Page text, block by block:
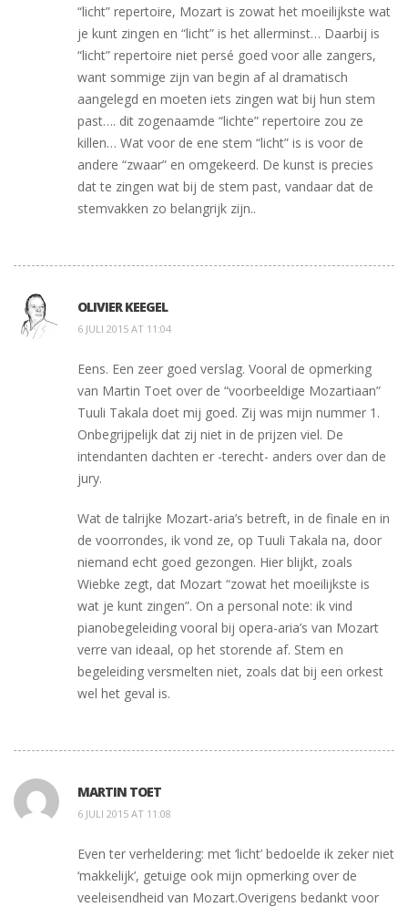
“licht” repertoire, Mozart is zowat het moeilijkste wat
je kunt zingen en “licht” is het allerminst… Daarbij is
“licht” repertoire niet persé goed voor alle zangers,
want sommige zijn van begin af al dramatisch
aangelegd en moeten iets zingen wat bij hun stem
past…. dit zogenaamde “lichte” repertoire zou ze
killen… Wat voor de ene stem “licht” is is voor de
andere “zwaar” en omgekeerd. De kunst is precies
dat te zingen wat bij de stem past, vandaar dat de
stemvakken zo belangrijk zijn..
OLIVIER KEEGEL
6 JULI 2015 AT 11:04
Eens. Een zeer goed verslag. Vooral de opmerking
van Martin Toet over de “voorbeeldige Mozartiaan”
Tuuli Takala doet mij goed. Zij was mijn nummer 1.
Onbegrijpelijk dat zij niet in de prijzen viel. De
intendanten dachten er -terecht- anders over dan de
jury.
Wat de talrijke Mozart-aria’s betreft, in de finale en in
de voorrondes, ik vond ze, op Tuuli Takala na, door
niemand echt goed gezongen. Hier blijkt, zoals
Wiebke zegt, dat Mozart “zowat het moeilijkste is
wat je kunt zingen”. On a personal note: ik vind
pianobegeleiding vooral bij opera-aria’s van Mozart
verre van ideaal, op het storende af. Stem en
begeleiding versmelten niet, zoals dat bij een orkest
wel het geval is.
MARTIN TOET
6 JULI 2015 AT 11:08
Even ter verheldering: met ‘licht’ bedoelde ik zeker niet
‘makkelijk’, getuige ook mijn opmerking over de
veeleisendheid van Mozart.Overigens bedankt voor